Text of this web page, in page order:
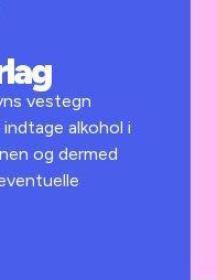
vestegn
alkohol i
og dermed